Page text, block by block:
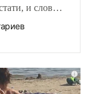
и слово-
не
же, как
негативные